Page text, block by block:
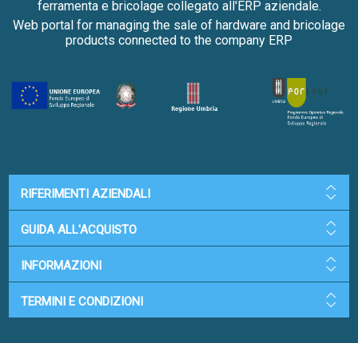
ferramenta e bricolage collegato all'ERP aziendale.
Web portal for managing the sale of hardware and bricolage
products connected to the company ERP
RIFERIMENTI AZIENDALI
GUIDA ALL'ACQUISTO
INFORMAZIONI
TERMINI E CONDIZIONI